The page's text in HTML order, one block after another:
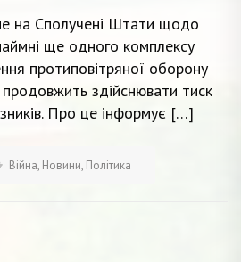
на Сполучені Штати щодо
ще одного комплексу
протиповітряної оборону
здійснювати тиск
Про це інформує […]
Війна, Новини, Політика